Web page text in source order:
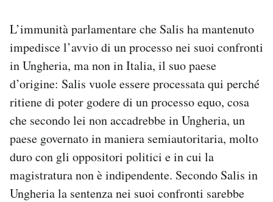
L’immunità parlamentare che Salis ha mantenuto
impedisce l’avvio di un processo nei suoi confronti
in Ungheria, ma non in Italia, il suo paese
d’origine: Salis vuole essere processata qui perché
ritiene di poter godere di un processo equo, cosa
che secondo lei non accadrebbe in Ungheria, un
paese governato in maniera semiautoritaria, molto
duro con gli oppositori politici e in cui la
magistratura non è indipendente. Secondo Salis in
Ungheria la sentenza nei suoi confronti sarebbe